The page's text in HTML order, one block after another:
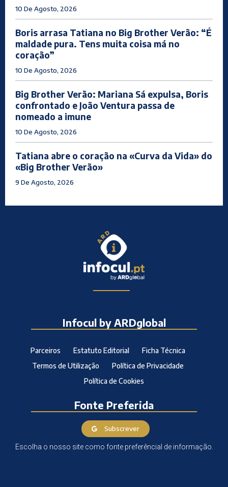
10 De Agosto, 2026
Boris arrasa Tatiana no Big Brother Verão: “É
maldade pura. Tens muita coisa má no
coração”
10 De Agosto, 2026
Big Brother Verão: Mariana Sá expulsa, Boris
confrontado e João Ventura passa de
nomeado a imune
10 De Agosto, 2026
Tatiana abre o coração na «Curva da Vida» do
«Big Brother Verão»
9 De Agosto, 2026
Infocul by ARDglobal
Parceiros Estatuto Editorial
Ficha Técnica
Termos de Utilização
Política de Privacidade
Política de Cookies
Fonte Preferida
Subscrever
Escolha o nosso site como fonte preferêncial de informação.